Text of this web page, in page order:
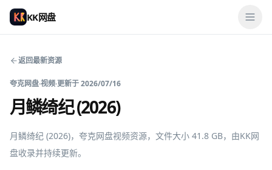
KK网盘
返回最新资源
夸克网盘·视频·更新于2026/07/16
月鳞绮纪 (2026)
月鳞绮纪 (2026)，夸克网盘视频资源，文件大小 41.8 GB，由KK网
盘收录并持续更新。